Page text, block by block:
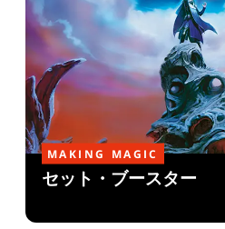
MAKING MAGIC
セット・ブースター